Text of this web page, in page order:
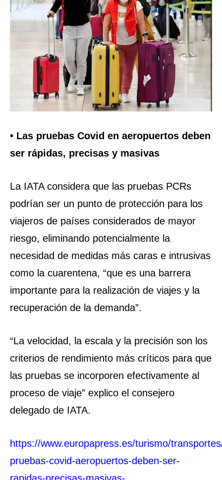
• Las pruebas Covid en aeropuertos deben
ser rápidas, precisas y masivas
La IATA considera que las pruebas PCRs
podrían ser un punto de protección para los
viajeros de países considerados de mayor
riesgo, eliminando potencialmente la
necesidad de medidas más caras e intrusivas
como la cuarentena, “que es una barrera
importante para la realización de viajes y la
recuperación de la demanda”.
“La velocidad, la escala y la precisión son los
criterios de rendimiento más críticos para que
las pruebas se incorporen efectivamente al
proceso de viaje” explico el consejero
delegado de IATA.
https://www.europapress.es/turismo/
pruebas-covid-aeropuertos-deben-ser-